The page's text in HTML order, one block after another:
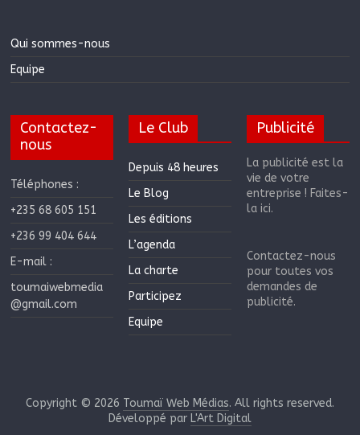
Qui sommes-nous
Equipe
Contactez-
nous
Téléphones :
+235 68 605 151
+236 99 404 644
E-mail :
toumaiwebmedia
@gmail.com
Le Club
Depuis 48 heures
Le Blog
Les éditions
L’agenda
La charte
Participez
Equipe
Publicité
La publicité est la
vie de votre
entreprise ! Faites-
la ici.
Contactez-nous
pour toutes vos
demandes de
publicité.
Copyright © 2026 Toumaï Web Médias. All rights reserved.
Développé par L'Art Digital